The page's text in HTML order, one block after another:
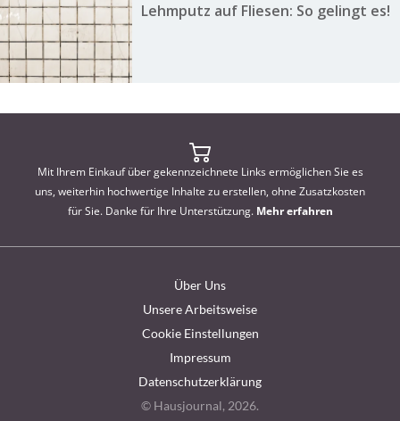
Lehmputz auf Fliesen: So gelingt es!
Mit Ihrem Einkauf über gekennzeichnete Links ermöglichen Sie es
uns, weiterhin hochwertige Inhalte zu erstellen, ohne Zusatzkosten
für Sie. Danke für Ihre Unterstützung. Mehr erfahren
Über Uns
Unsere Arbeitsweise
Cookie Einstellungen
Impressum
Datenschutzerklärung
© Hausjournal, 2026.